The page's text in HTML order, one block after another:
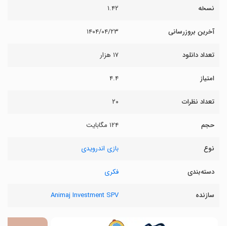
نسخه ۱.۴۲
آخرین بروزرسانی ۱۴۰۴/۰۴/۲۳
تعداد دانلود ۱۷ هزار
امتیاز ۴.۴
تعداد نظرات ۲۰
حجم ۱۲۴ مگابایت
نوع بازی اندرویدی
دسته‌بندی فکری
سازنده Animaj Investment SPV